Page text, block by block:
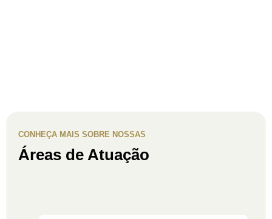
CONHEÇA MAIS SOBRE NOSSAS
Áreas de Atuação